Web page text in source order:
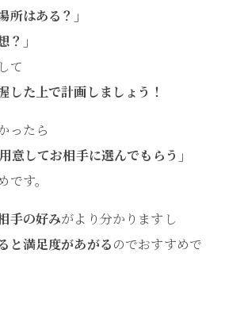
所はある？」
？」
て
した上で計画しましょう！
ったら
意してお相手に選んでもらう」
す。
手の好みがより分かりますし
と満足度があがるのでおすすめで